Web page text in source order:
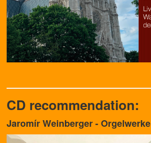
CD recommendation:
Jaromír Weinberger - Orgelwerke